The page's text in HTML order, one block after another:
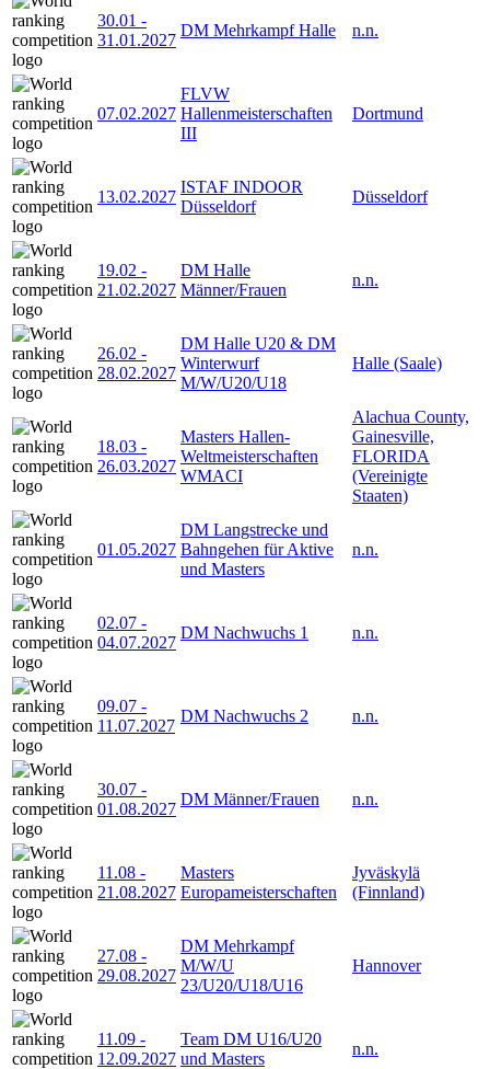
30.01 -
31.01.2027
DM Mehrkampf Halle n.n.
07.02.2027
FLVW
Hallenmeisterschaften
III
Dortmund
13.02.2027
ISTAF INDOOR
Düsseldorf
Düsseldorf
19.02 -
21.02.2027
DM Halle
Männer/Frauen
n.n.
26.02 -
28.02.2027
DM Halle U20 & DM
Winterwurf
M/W/U20/U18
Halle (Saale)
18.03 -
26.03.2027
Masters Hallen-
Weltmeisterschaften
WMACI
Alachua County,
Gainesville,
FLORIDA
(Vereinigte
Staaten)
01.05.2027
DM Langstrecke und
Bahngehen für Aktive
und Masters
n.n.
02.07 -
04.07.2027
DM Nachwuchs 1 n.n.
09.07 -
11.07.2027
DM Nachwuchs 2 n.n.
30.07 -
01.08.2027
DM Männer/Frauen n.n.
11.08 -
21.08.2027
Masters
Europameisterschaften
Jyväskylä
(Finnland)
27.08 -
29.08.2027
DM Mehrkampf
M/W/U
23/U20/U18/U16
Hannover
11.09 -
12.09.2027
Team DM U16/U20
und Masters
n.n.